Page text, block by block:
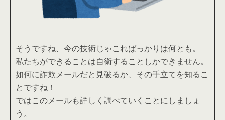
そうですね、今の技術じゃこればっかりは何とも。
私たちができることは自衛することしかできません。
如何に詐欺メールだと見破るか、その手立てを知るこ
とですね！
ではこのメールも詳しく調べていくことにしましょ
う。